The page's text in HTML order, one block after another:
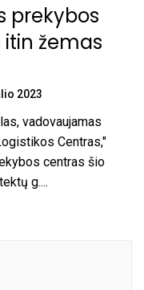
prekybos
itin žemas
2023
vadovaujamas
Centras,"
centras šio
g....